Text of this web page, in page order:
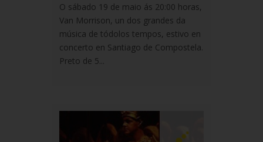
O sábado 19 de maio ás 20:00 horas,
Van Morrison, un dos grandes da
música de tódolos tempos, estivo en
concerto en Santiago de Compostela.
Preto de 5...